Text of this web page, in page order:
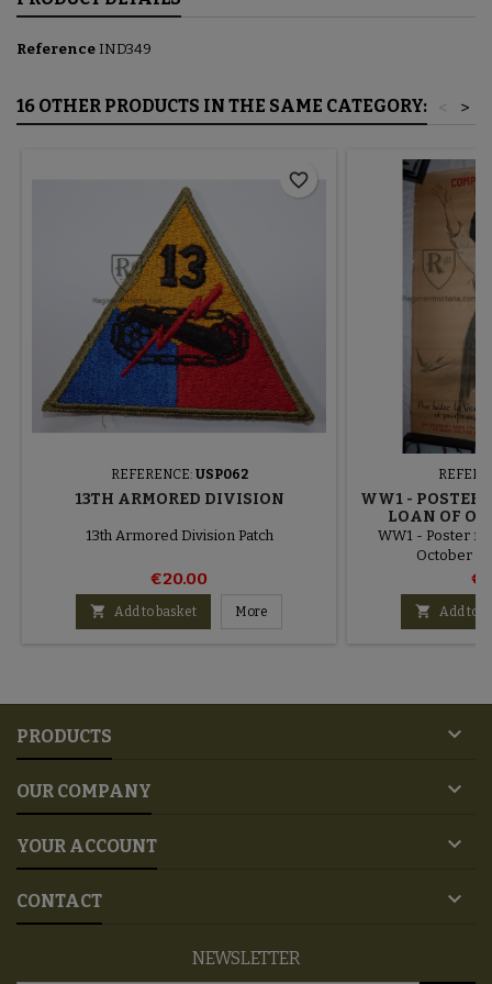
Reference IND349
16 OTHER PRODUCTS IN THE SAME CATEGORY: >
<
REFERENCE: USP062
13TH ARMORED DIVISION
13th Armored Division Patch
€20.00
 Add to basket More
favorite_border
WW1 - POSTER
LOAN OF
WW1 - Poster
October
 Add to
PRODUCTS 
OUR COMPANY 
YOUR ACCOUNT 
CONTACT 
NEWSLETTER